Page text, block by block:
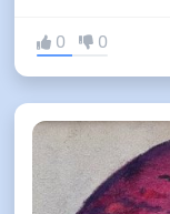
0 0